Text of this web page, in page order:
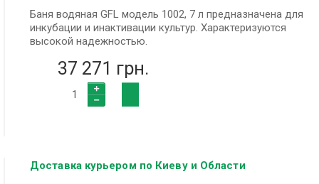
Баня водяная GFL модель 1002, 7 л предназначена для
инкубации и инактивации культур. Характеризуются
высокой надежностью.
37 271 грн.
Доставка курьером по Киеву и Области